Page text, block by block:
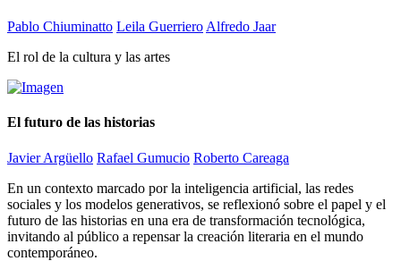
Pablo Chiuminatto Leila Guerriero Alfredo Jaar
El rol de la cultura y las artes
El futuro de las historias
Javier Argüello Rafael Gumucio Roberto Careaga
En un contexto marcado por la inteligencia artificial, las redes
sociales y los modelos generativos, se reflexionó sobre el papel y el
futuro de las historias en una era de transformación tecnológica,
invitando al público a repensar la creación literaria en el mundo
contemporáneo.